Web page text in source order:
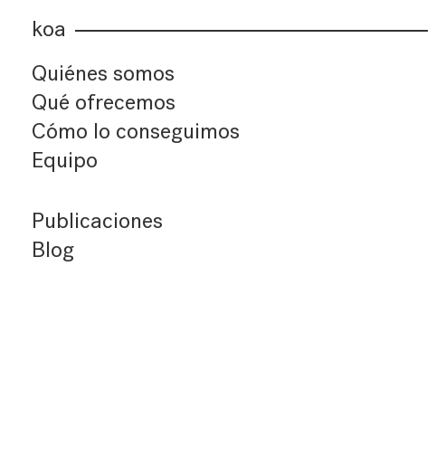
koa
Quiénes somos
Qué ofrecemos
Cómo lo conseguimos
Equipo
Publicaciones
Blog